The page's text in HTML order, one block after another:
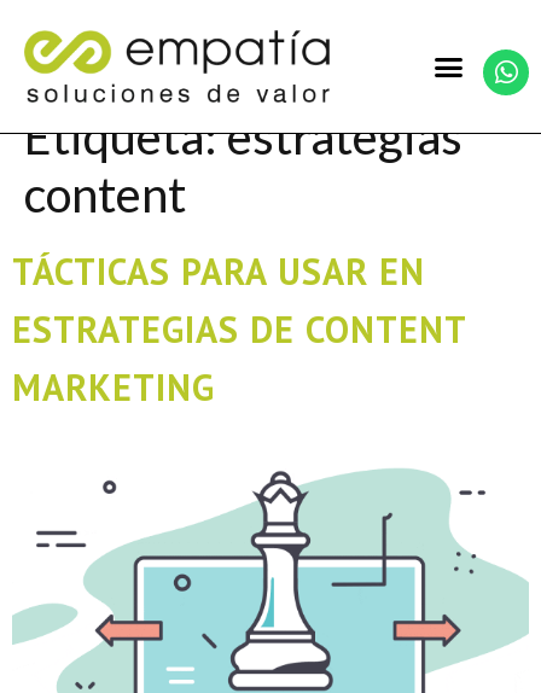
Etiqueta:estrategias
content
TÁCTICAS PARA USAR EN
ESTRATEGIAS DE CONTENT
MARKETING